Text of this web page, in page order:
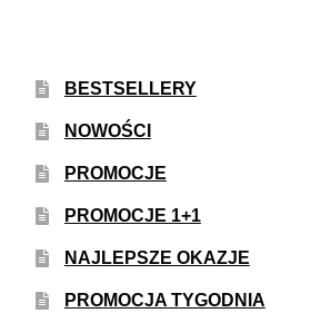
BESTSELLERY
NOWOŚCI
PROMOCJE
PROMOCJE 1+1
NAJLEPSZE OKAZJE
PROMOCJA TYGODNIA